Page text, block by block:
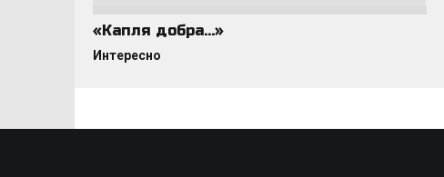
«Капля добра…»
Интересно